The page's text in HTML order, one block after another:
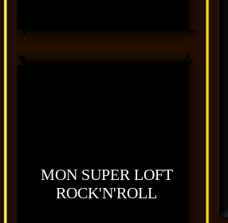
MON SUPER LOFT
ROCK'N'ROLL